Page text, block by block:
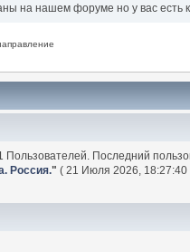
на нашем форуме но у вас есть
Последний
Россия." ( 21 Июля 2026, 18:27:40